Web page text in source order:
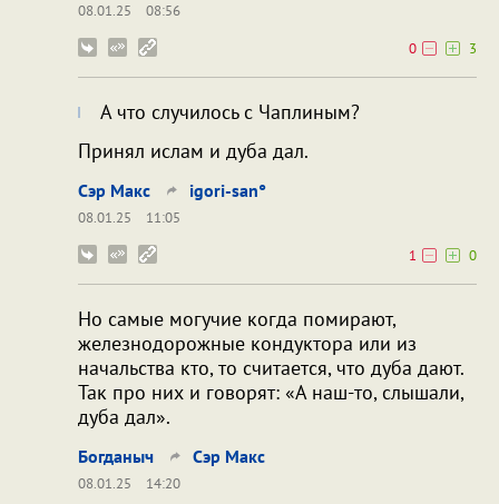
08.01.25
08:56
0
3
А что случилось с Чаплиным?
Принял ислам и дуба дал.
Сэр Макс igori-san°
08.01.25
11:05
1
0
Но самые могучие когда помирают,
железнодорожные кондуктора или из
начальства кто, то считается, что дуба дают.
Так про них и говорят: «А наш-то, слышали,
дуба дал».
Богданыч Сэр Макс
08.01.25
14:20